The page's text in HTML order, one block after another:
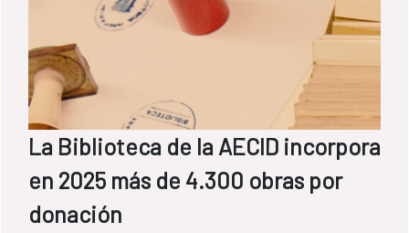
La Biblioteca de la AECID incorpora
en 2025 más de 4.300 obras por
donación